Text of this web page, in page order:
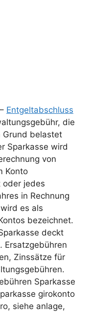
– Entgeltabschluss
die
Grund belastet
Sparkasse wird
von
Konto
oder jedes
in Rechnung
es als
bezeichnet.
deckt
Ersatzgebühren
Zinssätze für
Sparkasse
girokonto
siehe anlage,